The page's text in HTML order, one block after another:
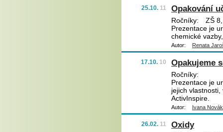
25.10. 11 Opakování
Ročníky:
ZŠ
Prezentace je
chemické
Autor: Renata
17.10. 10 Opakujeme
Ročníky:
Prezentace je
jejich
ActivInspire.
Autor: Ivana
26.02. 11 Oxidy